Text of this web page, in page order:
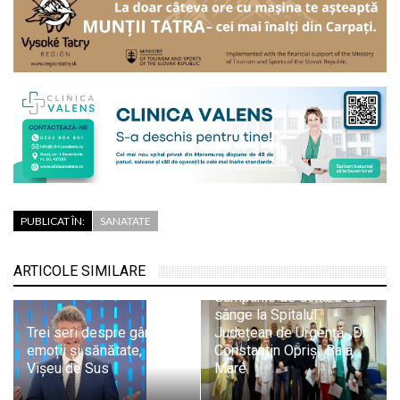
PUBLICAT ÎN: SANATATE
ARTICOLE SIMILARE
Trei seri despre gândire,
emoții și sănătate, la
Vișeu de Sus
Campanie de donare de
sânge la Spitalul
Județean de Urgență „Dr.
Constantin Opriș” Baia
Mare